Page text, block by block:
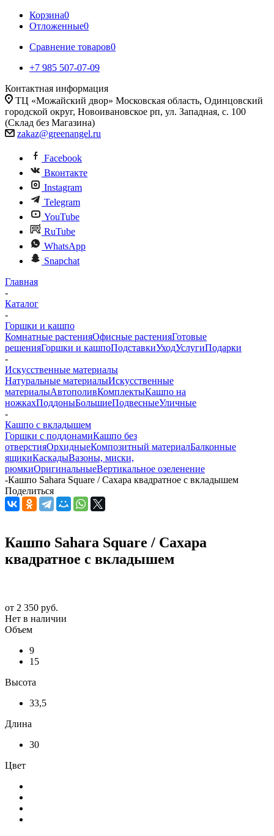
Корзина0
Отложенные0
Сравнение товаров0
+7 985 507-07-09
Контактная информация
ТЦ «Можайский двор» Московская область, Одинцовский
городской округ, Новоивановское рп, ул. Западная, с. 100
(Склад без Магазина)
zakaz@greenangel.ru
Facebook
Вконтакте
Instagram
Telegram
YouTube
RuTube
WhatsApp
Snapchat
Главная
-
Каталог
-
Горшки и кашпо
Комнатные растенияОфисные растенияГотовые
решенияГоршки и кашпоПодставкиУходУслугиПодарки
-
Искусственные материалы
Натуральные материалыИскусственные
материалыАвтополивКомплектыКашпо на
ножкахПоддоныБольшиеПодвесныеУличные
-
Кашпо с вкладышем
Горшки с поддонамиКашпо без
отверстияОрхидныеКомпозитный материалБалконные
ящикиКаскадыВазоны, миски,
рюмкиОригинальныеВертикальное озеленение
-Кашпо Sahara Square / Сахара квадратное с вкладышем
Поделиться
Кашпо Sahara Square / Сахара
квадратное с вкладышем
от 2 350 руб.
Нет в наличии
Объем
9
15
Высота
33,5
Длина
30
Цвет